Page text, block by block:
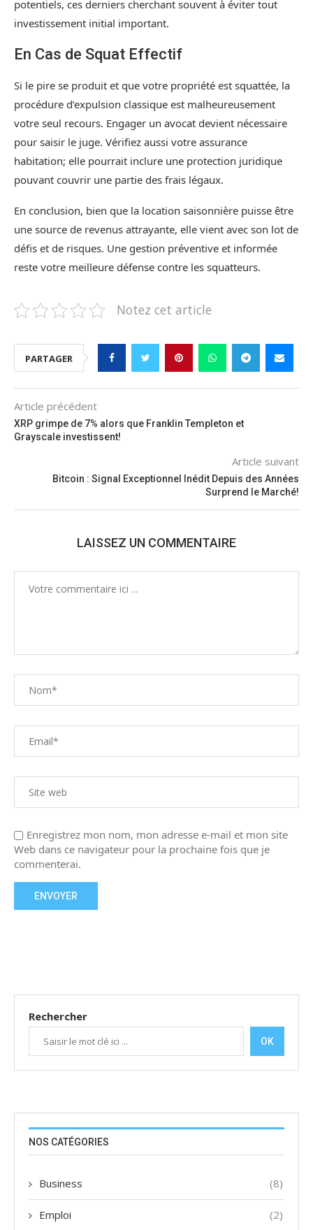
potentiels, ces derniers cherchant souvent à éviter tout
investissement initial important.
En Cas de Squat Effectif
Si le pire se produit et que votre propriété est squattée, la
procédure d’expulsion classique est malheureusement
votre seul recours. Engager un avocat devient nécessaire
pour saisir le juge. Vérifiez aussi votre assurance
habitation; elle pourrait inclure une protection juridique
pouvant couvrir une partie des frais légaux.
En conclusion, bien que la location saisonnière puisse être
une source de revenus attrayante, elle vient avec son lot de
défis et de risques. Une gestion préventive et informée
reste votre meilleure défense contre les squatteurs.
Notez cet article
PARTAGER
Article précédent
XRP grimpe de 7% alors que Franklin Templeton et
Grayscale investissent!
Article suivant
Bitcoin : Signal Exceptionnel Inédit Depuis des Années
Surprend le Marché!
LAISSEZ UN COMMENTAIRE
Enregistrez mon nom, mon adresse e-mail et mon site
Web dans ce navigateur pour la prochaine fois que je
commenterai.
Rechercher
OK
NOS CATÉGORIES
Business (8)
Emploi (2)